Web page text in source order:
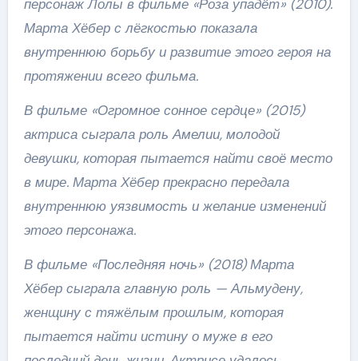
персонаж Лолы в фильме «Роза упадёт» (2010).
Марта Хёбер с лёгкостью показала
внутреннюю борьбу и развитие этого героя на
протяжении всего фильма.
В фильме «Огромное сонное сердце» (2015)
актриса сыграла роль Амелии, молодой
девушки, которая пытается найти своё место
в мире. Марта Хёбер прекрасно передала
внутреннюю уязвимость и желание изменений
этого персонажа.
В фильме «Последняя ночь» (2018) Марта
Хёбер сыграла главную роль — Альмудену,
женщину с тяжёлым прошлым, которая
пытается найти истину о муже в его